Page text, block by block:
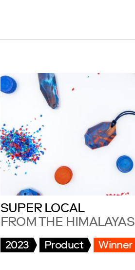
SUPER LOCAL
FROM THE HIMALAYAS
2023 Product Winner